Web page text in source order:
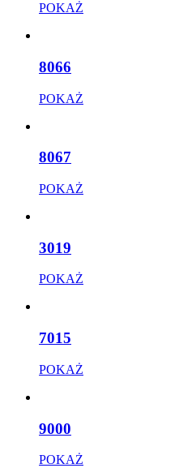
POKAŻ
8066
POKAŻ
8067
POKAŻ
3019
POKAŻ
7015
POKAŻ
9000
POKAŻ